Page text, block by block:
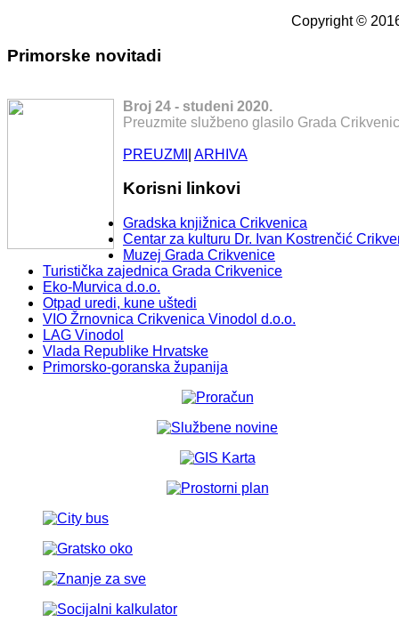
Copyright ©
Primorske novitadi
Broj 24 - studeni 2020.
Preuzmite službeno glasilo Grada
PREUZMI ARHIVA
Korisni linkovi
Gradska knjižnica Crikvenica
Centar za kulturu Dr. Ivan Kostrenčić
Muzej Grada Crikvenice
Turistička zajednica Grada Crikvenice
Eko-Murvica d.o.o.
Otpad uredi, kune uštedi
VIO Žrnovnica Crikvenica Vinodol d.o.o.
LAG Vinodol
Vlada Republike Hrvatske
Primorsko-goranska županija